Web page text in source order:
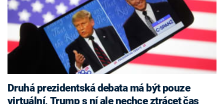
Druhá prezidentská debata má být pouze
virtuální, Trump s ní ale nechce ztrácet čas